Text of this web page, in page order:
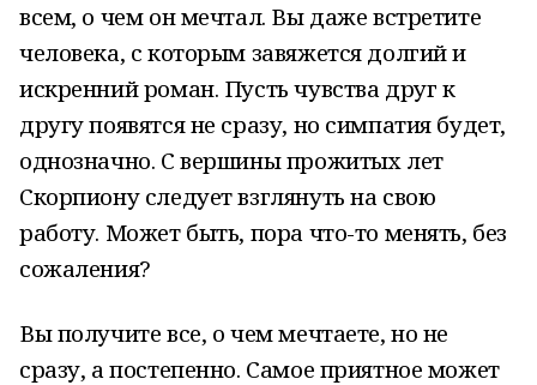
всем, о чем он мечтал. Вы даже встретите
человека, с которым завяжется долгий и
искренний роман. Пусть чувства друг к
другу появятся не сразу, но симпатия будет,
однозначно. С вершины прожитых лет
Скорпиону следует взглянуть на свою
работу. Может быть, пора что-то менять, без
сожаления?
Вы получите все, о чем мечтаете, но не
сразу, а постепенно. Самое приятное может